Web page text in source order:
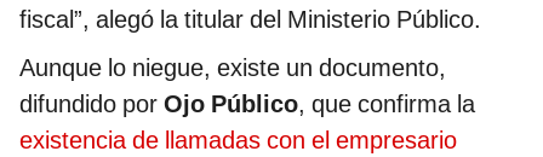
fiscal”, alegó la titular del Ministerio Público.
Aunque lo niegue, existe un documento,
difundido por Ojo Público, que confirma la
existencia de llamadas con el empresario